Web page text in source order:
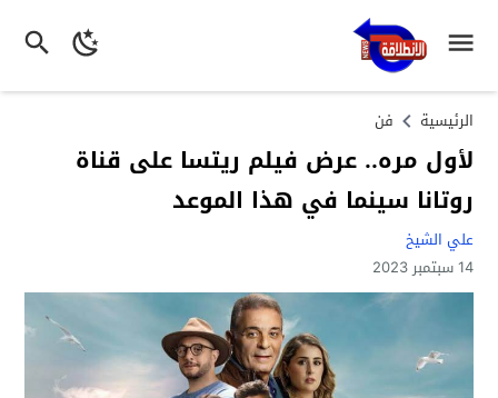
الرئيسية فن
لأول مره.. عرض فيلم ريتسا على قناة
روتانا سينما في هذا الموعد
علي الشيخ
14 سبتمبر 2023